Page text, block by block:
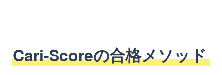
Cari-Scoreの合格メソッド